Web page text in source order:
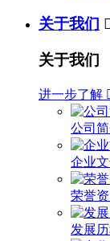
关于我们
关于我们
进一步了解
公司
企业
荣誉
发展